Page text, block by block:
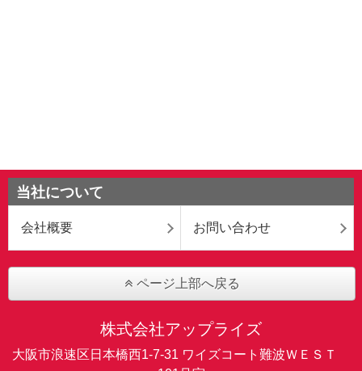
当社について
会社概要 お問い合わせ
ページ上部へ戻る
株式会社アップライズ
大阪市浪速区日本橋西1-7-31 ワイズコート難波ＷＥＳＴ